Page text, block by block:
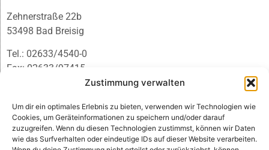
Zustimmung verwalten
Um dir ein optimales Erlebnis zu bieten, verwenden wir Technologien wie
Cookies, um Geräteinformationen zu speichern und/oder darauf
zuzugreifen. Wenn du diesen Technologien zustimmst, können wir Daten
wie das Surfverhalten oder eindeutige IDs auf dieser Website verarbeiten.
Zehnerstraße 22b
53498 Bad Breisig
Tel.: 02633/4540-0
Fax: 02633/97415
infobb@blmedien.de